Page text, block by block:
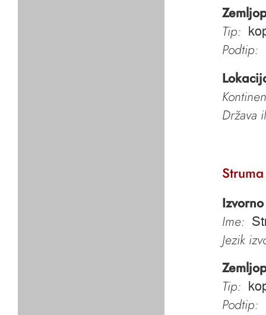
Tip:
Podtip:
Država
Struma
Ime:
Jezik
Tip:
Podtip: